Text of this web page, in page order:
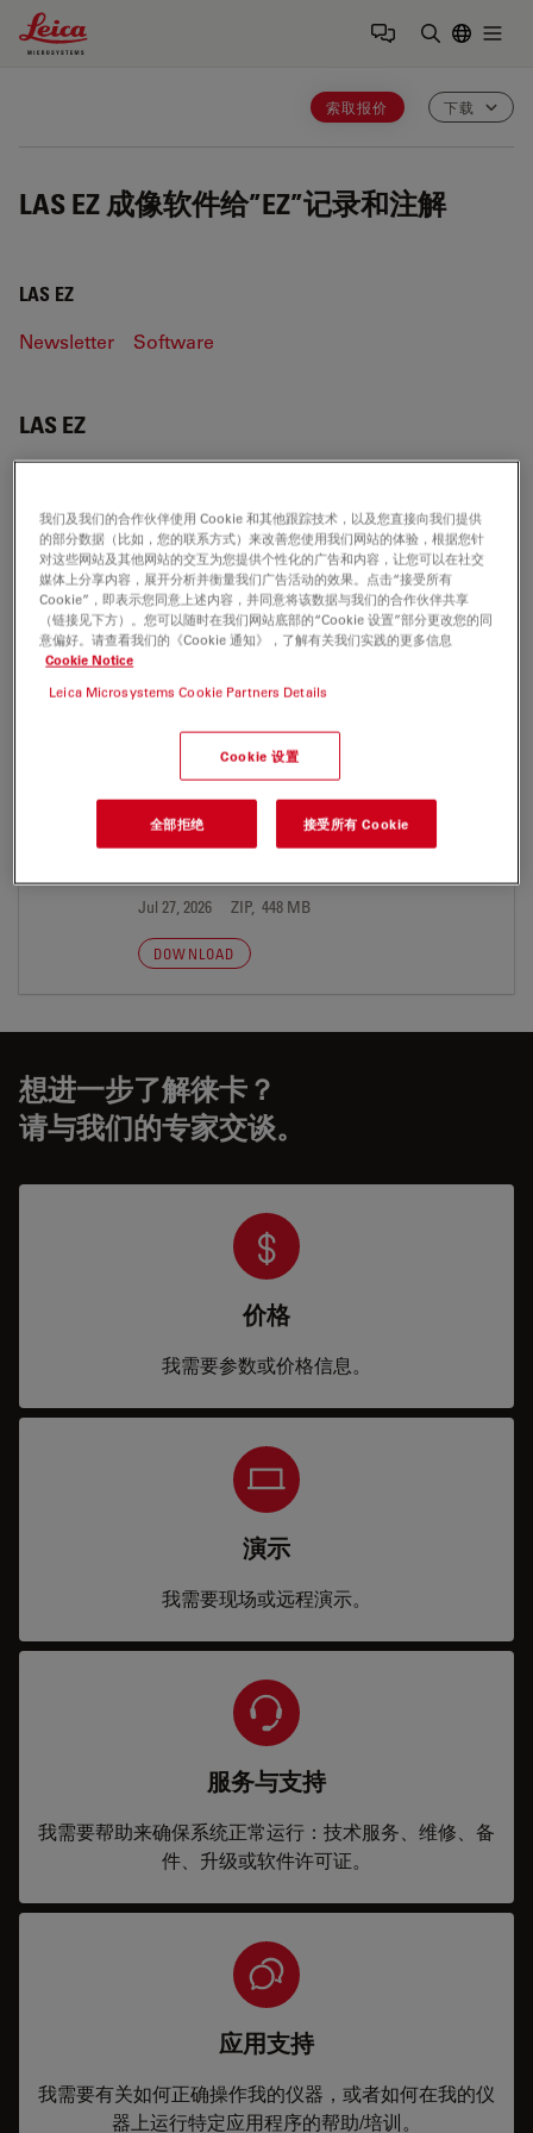
Leica Microsystems Logo
索取报价 下载
LAS EZ 成像软件给”EZ”记录和注解
LAS EZ
Newsletter Software
LAS EZ
NEWSLETTER
reSolution Industry No7 de
Jul 27, 2026 PDF, 4 MB
Jul 27, 2026 ZIP, 448 MB
DOWNLOAD
想进一步了解徕卡？
请与我们的专家交谈。
价格
我需要参数或价格信息。
演示
我需要现场或远程演示。
服务与支持
我需要帮助来确保系统正常运行：技术服务、维修、备
件、升级或软件许可证。
应用支持
我需要有关如何正确操作我的仪器，或者如何在我的仪
器上运行特定应用程序的帮助/培训。
我们及我们的合作伙伴使用 Cookie 和其他跟踪技术，以及您直接向我们提供
的部分数据（比如，您的联系方式）来改善您使用我们网站的体验，根据您针
对这些网站及其他网站的交互为您提供个性化的广告和内容，让您可以在社交
媒体上分享内容，展开分析并衡量我们广告活动的效果。点击“接受所有
Cookie”，即表示您同意上述内容，并同意将该数据与我们的合作伙伴共享
（链接见下方）。您可以随时在我们网站底部的“Cookie 设置”部分更改您的同
意偏好。请查看我们的《Cookie 通知》，了解有关我们实践的更多信息
Cookie Notice
Leica Microsystems Cookie Partners Details
Cookie 设置
全部拒绝 接受所有 Cookie